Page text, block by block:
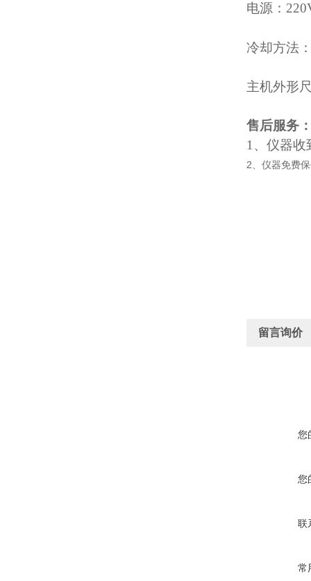
电源：
冷却方法
主机外形
售后服务
1 、仪器收
2、仪器免费
留言询价
您
您
联
常